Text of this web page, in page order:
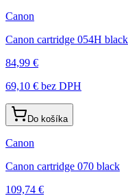
Canon
Canon cartridge 054H black
84,99 €
69,10 € bez DPH
Do košíka
Canon
Canon cartridge 070 black
109,74 €